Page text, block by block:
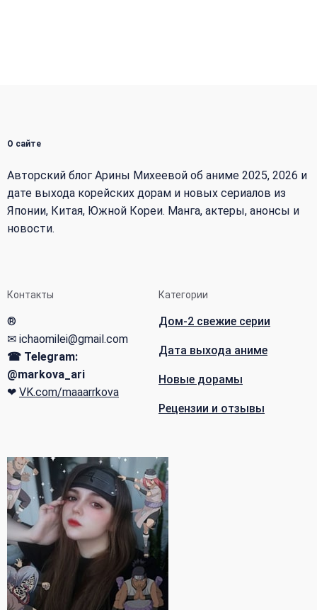
О сайте
Авторский блог Арины Михеевой об аниме 2025, 2026 и
дате выхода корейских дорам и новых сериалов из
Японии, Китая, Южной Кореи. Манга, актеры, анонсы и
новости.
Контакты
®
✉ ichaomilei@gmail.com
☎ Telegram:
@markova_ari
❤ VK.com/maaarrkova
Категории
Дом-2 свежие серии
Дата выхода аниме
Новые дорамы
Рецензии и отзывы